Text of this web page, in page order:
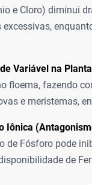
e Cloro) diminui
excessivas,
Variável na
floema, fazendo
e meristemas,
Iônica
de Fósforo pode
de